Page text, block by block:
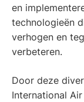
en
technologieën
verhogen en
verbeteren.
Door deze
International